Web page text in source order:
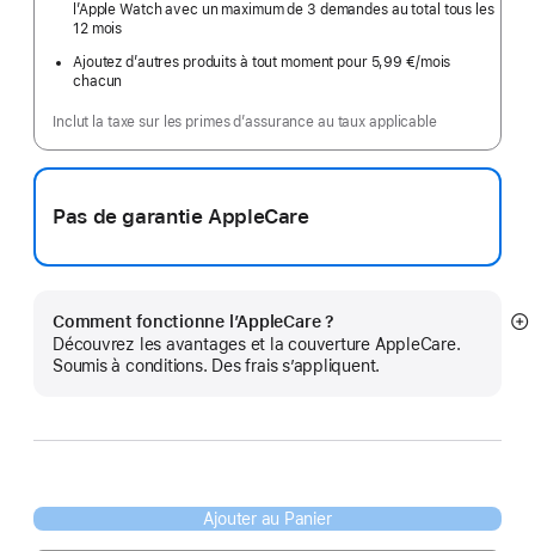
l’Apple Watch avec un maximum de 3 demandes au total tous les
12 mois
Ajoutez d’autres produits à tout moment pour 5,99 €/mois
chacun
Inclut la taxe sur les primes d’assurance au taux applicable
Pas de garantie AppleCare
Comment fonctionne l’AppleCare ?
Découvrez les avantages et la couverture AppleCare.
Soumis à conditions. Des frais s’appliquent.
Ajouter au Panier